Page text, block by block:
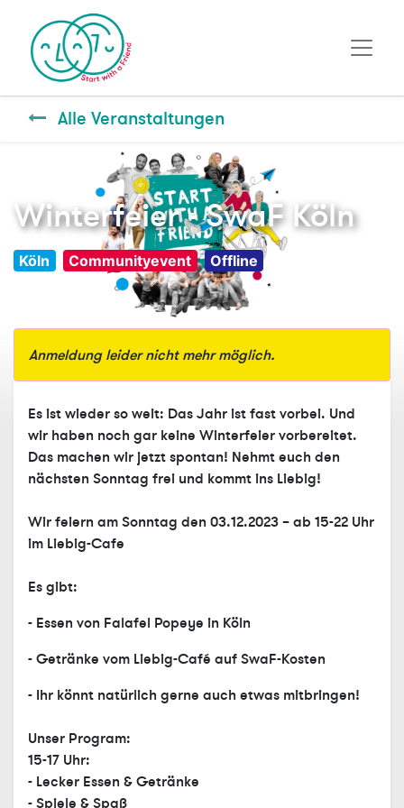
Alle Veranstaltungen
Winterfeier - SwaF Köln
Köln Communityevent Offline
Anmeldung leider nicht mehr möglich.
Es ist wieder so weit: Das Jahr ist fast vorbei. Und
wir haben noch gar keine Winterfeier vorbereitet.
Das machen wir jetzt spontan! Nehmt euch den
nächsten Sonntag frei und kommt ins Liebig!
Wir feiern am Sonntag den 03.12.2023 – ab 15-22 Uhr
im Liebig-Cafe
Es gibt:
- Essen von Falafel Popeye in Köln
- Getränke vom Liebig-Café auf SwaF-Kosten
- Ihr könnt natürlich gerne auch etwas mitbringen!
Unser Program:
15-17 Uhr:
- Lecker Essen & Getränke
- Spiele & Spaß